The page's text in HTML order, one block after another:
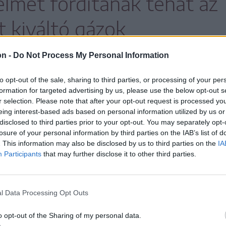
- Do Not Process My Personal Information
opt-out of the sale, sharing to third parties, or processing of your
for targeted advertising by us, please use the below opt-out
selection. Please note that after your opt-out request is processed
interest-based ads based on personal information utilized by us
to third parties prior to your opt-out. You may separately
of your personal information by third parties on the IAB’s list of
This information may also be disclosed by us to third parties on the
Participants that may further disclose it to other third parties.
Data Processing Opt Outs
opt-out of the Sharing of my personal data.
kiváltó gázok
vízforrások
az épületek
és a
használatának
egyaránt.
és a kockázati tényezőit
elkészítésével kezdődik majd, ezt